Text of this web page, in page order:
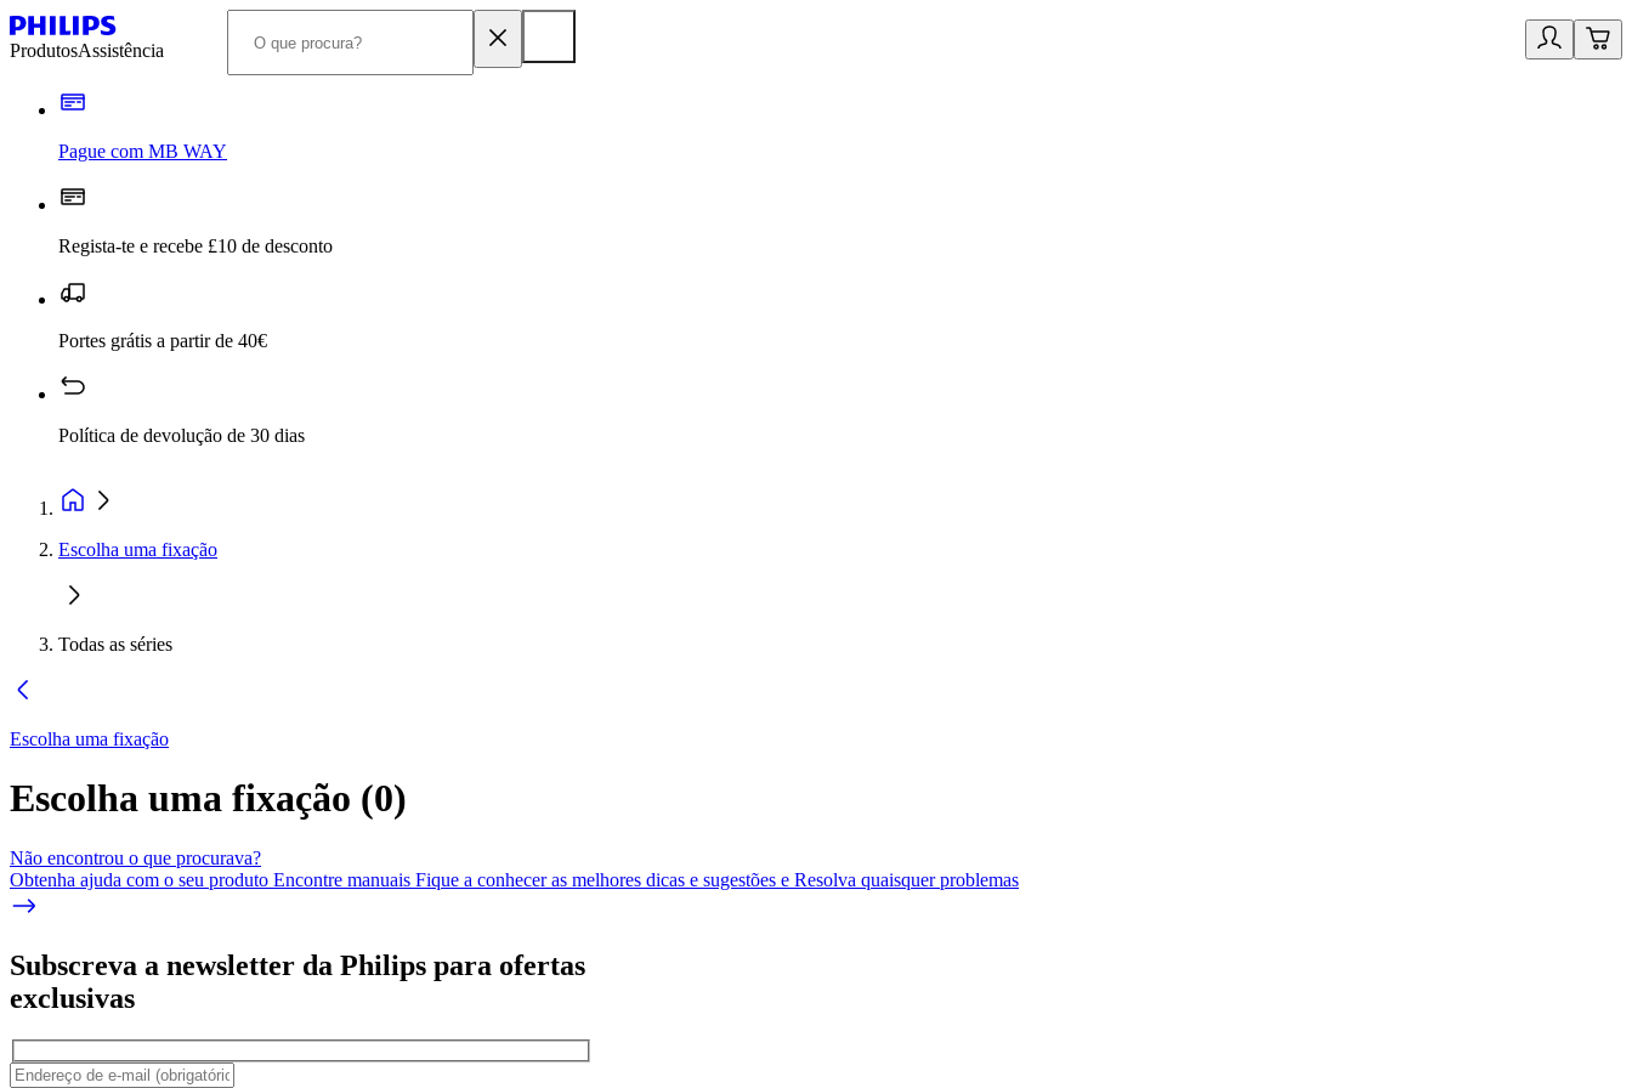
ProdutosAssistência
Pague com MB WAY
Regista-te e recebe £10 de desconto
Portes grátis a partir de 40€
Política de devolução de 30 dias
Escolha uma fixação
Todas as séries
Escolha uma fixação
Escolha uma fixação (0)
Não encontrou o que procurava?
Obtenha ajuda com o seu produto Encontre manuais Fique a conhecer as melhores dicas e sugestões e Resolva quaisquer problemas
Subscreva a newsletter da Philips para ofertas
exclusivas